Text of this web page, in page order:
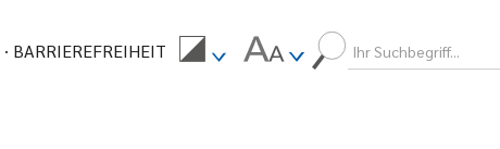
BARRIEREFREIHEIT